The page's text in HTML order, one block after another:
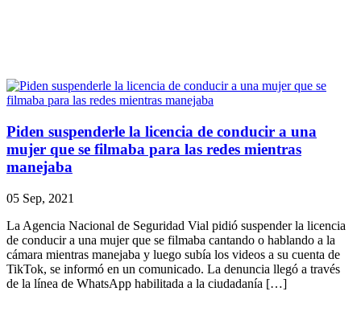
Piden suspenderle la licencia de conducir a una
mujer que se filmaba para las redes mientras
manejaba
05 Sep, 2021
La Agencia Nacional de Seguridad Vial pidió suspender la licencia
de conducir a una mujer que se filmaba cantando o hablando a la
cámara mientras manejaba y luego subía los videos a su cuenta de
TikTok, se informó en un comunicado. La denuncia llegó a través
de la línea de WhatsApp habilitada a la ciudadanía […]